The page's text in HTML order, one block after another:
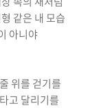
같은 내 모습
아니야
위를 걷기를
고 달리기를